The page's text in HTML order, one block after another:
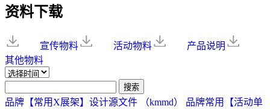
资料下载
宣传物料 活动物料
产品说明
其他物料
品牌【常用X展架】设计源文件 （kmmd） 品牌常用【活动单